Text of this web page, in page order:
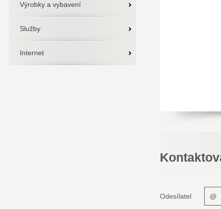
Výrobky a vybavení
Služby
Internet
Odesílatel